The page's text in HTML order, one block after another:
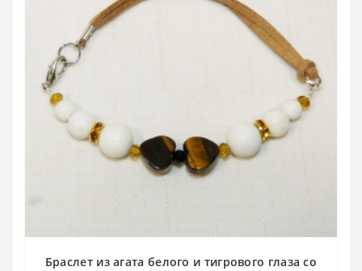
Браслет из агата белого и тигрового глаза со